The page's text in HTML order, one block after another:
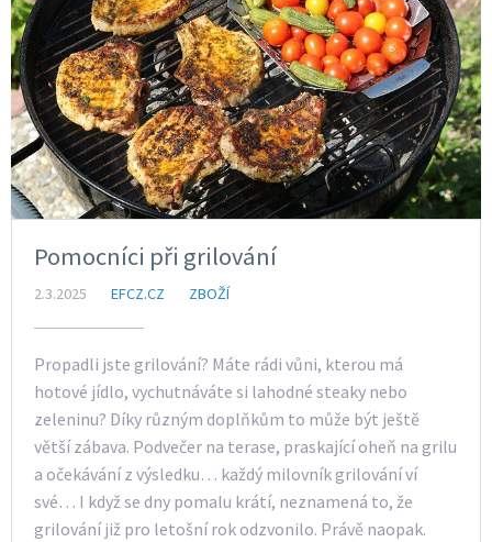
Pomocníci při grilování
2.3.2025 EFCZ.CZ ZBOŽÍ
Propadli jste grilování? Máte rádi vůni, kterou má
hotové jídlo, vychutnáváte si lahodné steaky nebo
zeleninu? Díky různým doplňkům to může být ještě
větší zábava. Podvečer na terase, praskající oheň na grilu
a očekávání z výsledku… každý milovník grilování ví
své… I když se dny pomalu krátí, neznamená to, že
grilování již pro letošní rok odzvonilo. Právě naopak.